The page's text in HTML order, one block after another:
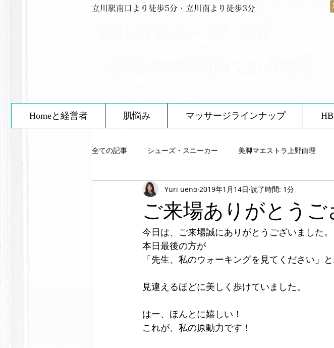
立川駅南口より徒歩5分・立川南より徒歩3分
Homeと経営者 肌悩み マッサージラインナップ
全ての記事 シューズ・スニーカー 美脚マエストラ上野由理
スキンケア 靴について 雨・レインシューズ
フットウェア セルフケア デキるオトコにオススメの靴
ご来場ありがとうご
Yuri ueno 2019年1月14日 読了時間: 1分
今日は、ご来場誠にありがとうございました。
本日最後の方が
「先生、私のウォーキングを見てください」
見違えるほどに美しく歩けていました。
はー、ほんとに嬉しい！
これが、私の原動力です！